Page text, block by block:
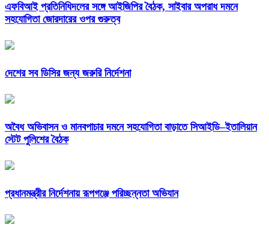
এফবিআই প্রতিনিধিদলের সঙ্গে আইজিপির বৈঠক, সাইবার অপরাধ দমনে
সহযোগিতা জোরদারের ওপর গুরুত্ব
দেশের সব ডিসির জন্য জরুরি নির্দেশনা
অবৈধ অভিবাসন ও মানবপাচার দমনে সহযোগিতা বাড়াতে সিআইডি–ইতালিয়ান
স্টেট পুলিশের বৈঠক
প্রধানমন্ত্রীর নির্দেশনায় রূপগঞ্জে পরিচ্ছন্নতা অভিযান